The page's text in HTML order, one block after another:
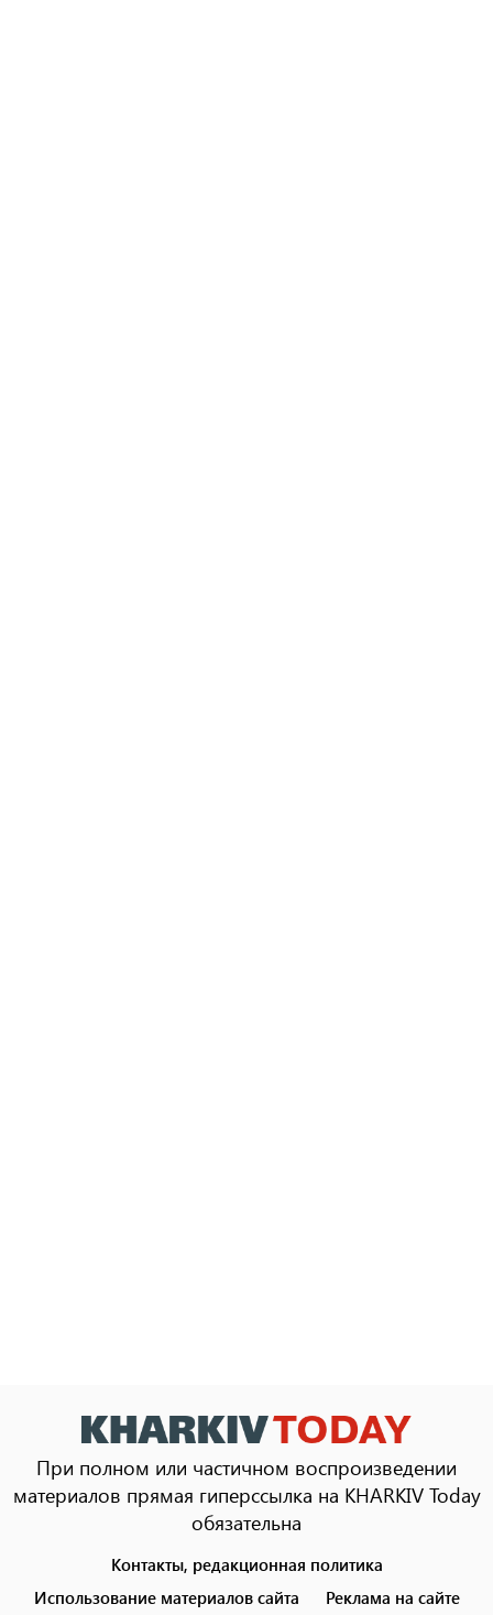
При полном или частичном воспроизведении
материалов прямая гиперссылка на KHARKIV Today
обязательна
menu
Контакты, редакционная политика
Использование материалов сайта
Реклама на сайте